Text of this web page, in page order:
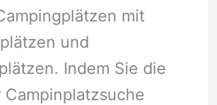
mit
und
Indem Sie die
Campinplatzsuche